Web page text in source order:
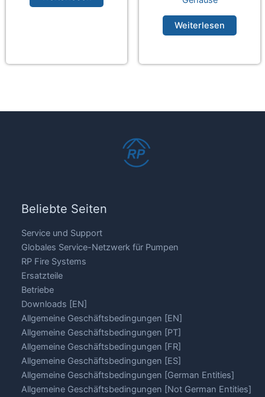
Weiterlesen
Beliebte Seiten
Service und Support
Globales Service-Netzwerk für Pumpen
RP Fire Systems
Ersatzteile
Betriebe
Downloads [EN]
Allgemeine Geschäftsbedingungen [EN]
Allgemeine Geschäftsbedingungen [PT]
Allgemeine Geschäftsbedingungen [FR]
Allgemeine Geschäftsbedingungen [ES]
Allgemeine Geschäftsbedingungen [German Entities]
Allgemeine Geschäftsbedingungen [Not German Entities]